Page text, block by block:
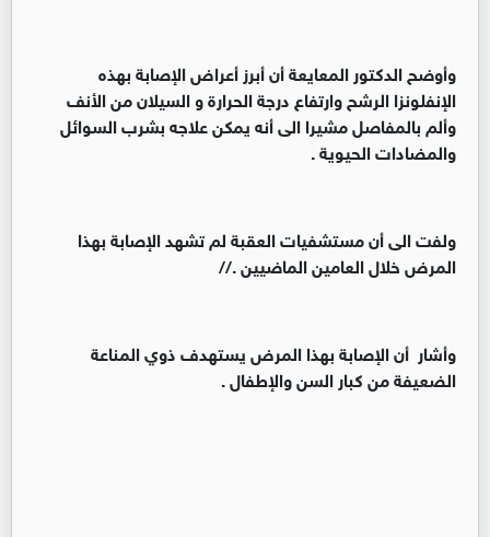
وأوضح الدكتور المعايعة أن أبرز أعراض الإصابة بهذه
الإنفلونزا الرشح وارتفاع درجة الحرارة و السيلان من الأنف
وألم بالمفاصل مشيرا الى أنه يمكن علاجه بشرب السوائل
والمضادات الحيوية .
ولفت الى أن مستشفيات العقبة لم تشهد الإصابة بهذا
المرض خلال العامين الماضيين .//
وأشار أن الإصابة بهذا المرض يستهدف ذوي المناعة
الضعيفة من كبار السن والإطفال .